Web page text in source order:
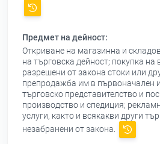
Предмет на дейност:
Откриване на магазинна и
на търговска дейност; покупка на
разрешени от закона стоки или
препродажба им в първоначален
търговско представителство и
производство и спедиция;
услуги, както и всякакви други
незабранени от закона.